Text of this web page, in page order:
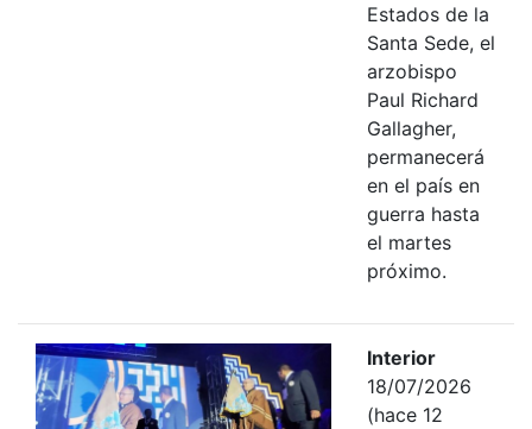
Estados de la
Santa Sede, el
arzobispo
Paul Richard
Gallagher,
permanecerá
en el país en
guerra hasta
el martes
próximo.
Interior
18/07/2026
(hace 12